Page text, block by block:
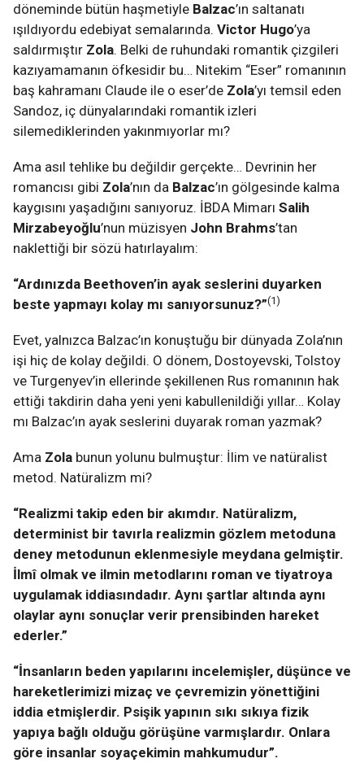
döneminde bütün haşmetiyle Balzac’ın saltanatı
ışıldıyordu edebiyat semalarında. Victor Hugo’ya
saldırmıştır Zola. Belki de ruhundaki romantik çizgileri
kazıyamamanın öfkesidir bu… Nitekim “Eser” romanının
baş kahramanı Claude ile o eser’de Zola’yı temsil eden
Sandoz, iç dünyalarındaki romantik izleri
silemediklerinden yakınmıyorlar mı?
Ama asıl tehlike bu değildir gerçekte… Devrinin her
romancısı gibi Zola’nın da Balzac’ın gölgesinde kalma
kaygısını yaşadığını sanıyoruz. İBDA Mimarı Salih
Mirzabeyoğlu’nun müzisyen John Brahms’tan
naklettiği bir sözü hatırlayalım:
“Ardınızda Beethoven’in ayak seslerini duyarken
beste yapmayı kolay mı sanıyorsunuz?”(1)
Evet, yalnızca Balzac’ın konuştuğu bir dünyada Zola’nın
işi hiç de kolay değildi. O dönem, Dostoyevski, Tolstoy
ve Turgenyev’in ellerinde şekillenen Rus romanının hak
ettiği takdirin daha yeni yeni kabullenildiği yıllar… Kolay
mı Balzac’ın ayak seslerini duyarak roman yazmak?
Ama Zola bunun yolunu bulmuştur: İlim ve natüralist
metod. Natüralizm mi?
“Realizmi takip eden bir akımdır. Natüralizm,
determinist bir tavırla realizmin gözlem metoduna
deney metodunun eklenmesiyle meydana gelmiştir.
İlmî olmak ve ilmin metodlarını roman ve tiyatroya
uygulamak iddiasındadır. Aynı şartlar altında aynı
olaylar aynı sonuçlar verir prensibinden hareket
ederler.”
“İnsanların beden yapılarını incelemişler, düşünce ve
hareketlerimizi mizaç ve çevremizin yönettiğini
iddia etmişlerdir. Psişik yapının sıkı sıkıya fizik
yapıya bağlı olduğu görüşüne varmışlardır. Onlara
göre insanlar soyaçekimin mahkumudur”.